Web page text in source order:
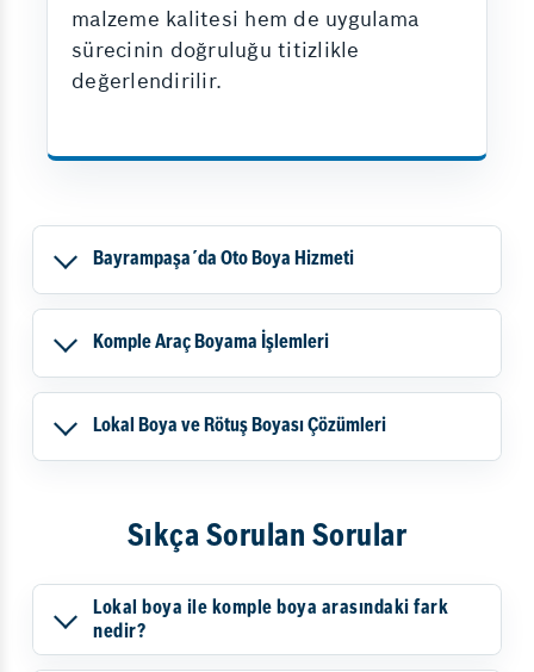
malzeme kalitesi hem de uygulama
sürecinin doğruluğu titizlikle
değerlendirilir.
Bayrampaşa´da Oto Boya Hizmeti
Komple Araç Boyama İşlemleri
Lokal Boya ve Rötuş Boyası Çözümleri
Sıkça Sorulan Sorular
Lokal boya ile komple boya arasındaki fark
nedir?